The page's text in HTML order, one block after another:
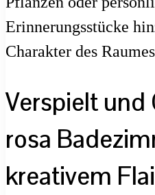
Erinnerungsstücke
Charakter des
Verspielt und
rosa
kreativem